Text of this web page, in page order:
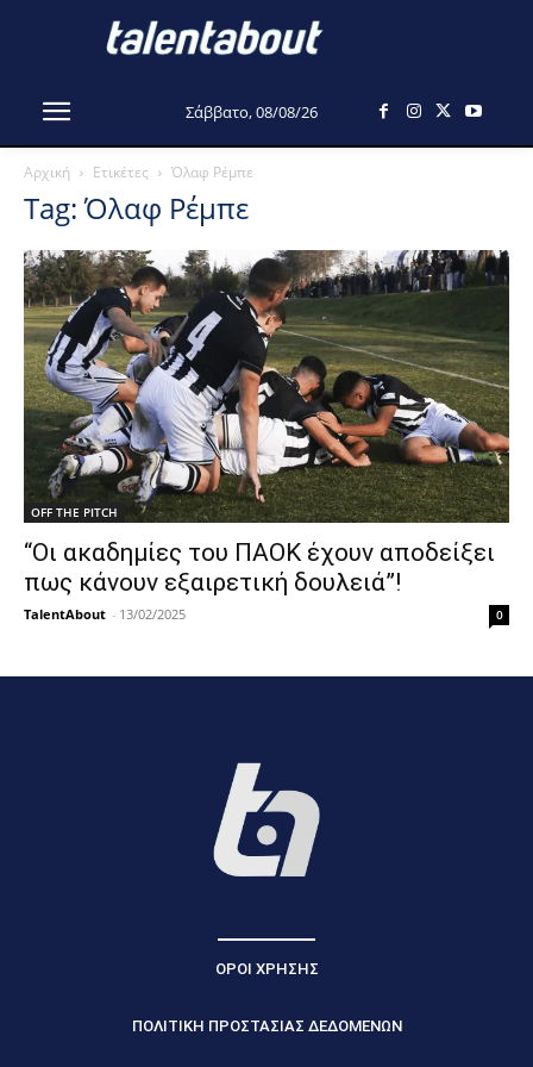
Σάββατο, 08/08/26
Αρχική Ετικέτες Όλαφ Ρέμπε
Tag: Όλαφ Ρέμπε
OFF THE PITCH
“Οι ακαδημίες του ΠΑΟΚ έχουν αποδείξει
πως κάνουν εξαιρετική δουλειά”!
TalentAbout - 13/02/2025 0
ΟΡΟΙ ΧΡΗΣΗΣ
ΠΟΛΙΤΙΚΗ ΠΡΟΣΤΑΣΙΑΣ ΔΕΔΟΜΕΝΩΝ